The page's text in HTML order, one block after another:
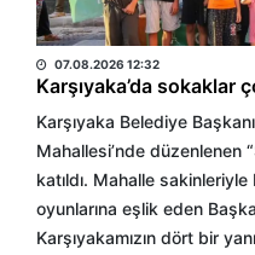
BÜLTEN
07.08.2026 12:32
Karşıyaka’da sokaklar
Karşıyaka Belediye
Mahallesi’nde düzenlenen
katıldı. Mahalle
oyunlarına eşlik eden
Karşıyakamızın dört bir